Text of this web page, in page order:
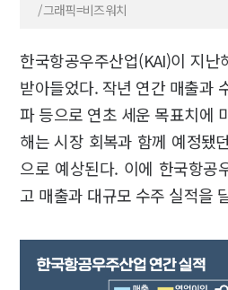
/그래픽=비즈워치
한국항공우주산업(KAI)이 지
받아들었다. 작년 연간 매출과
파 등으로 연초 세운 목표치에
해는 시장 회복과 함께 예정됐
으로 예상된다. 이에 한국항공
고 매출과 대규모 수주 실적을